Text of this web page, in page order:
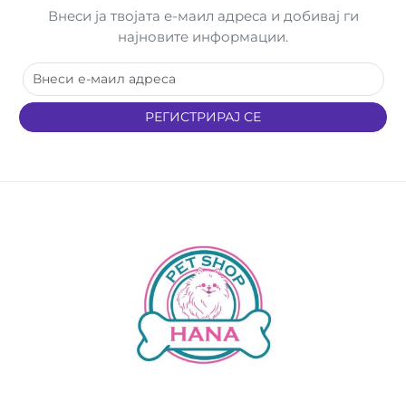
Внеси ја твојата е-маил адреса и добивај ги
најновите информации.
РЕГИСТРИРАЈ СЕ